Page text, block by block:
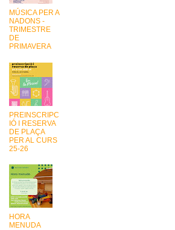
MÚSICA PER A
NADONS -
TRIMESTRE
DE
PRIMAVERA
PREINSCRIPC
IÓ I RESERVA
DE PLAÇA
PER AL CURS
25-26
HORA
MENUDA